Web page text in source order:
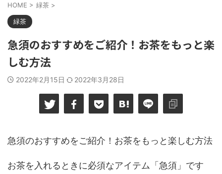
HOME > 緑茶 >
緑茶
急須のおすすめをご紹介！お茶をもっと楽
しむ方法
2022年2月15日 2022年3月28日
急須のおすすめをご紹介！お茶をもっと楽しむ方法
お茶を入れるときに必須なアイテム「急須」です